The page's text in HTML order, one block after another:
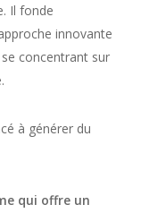
Il fonde
innovante
concentrant sur
à générer du
qui offre un